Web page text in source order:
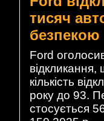
тисяч
безпекою
Ford
кількість
року до 93.
стосується